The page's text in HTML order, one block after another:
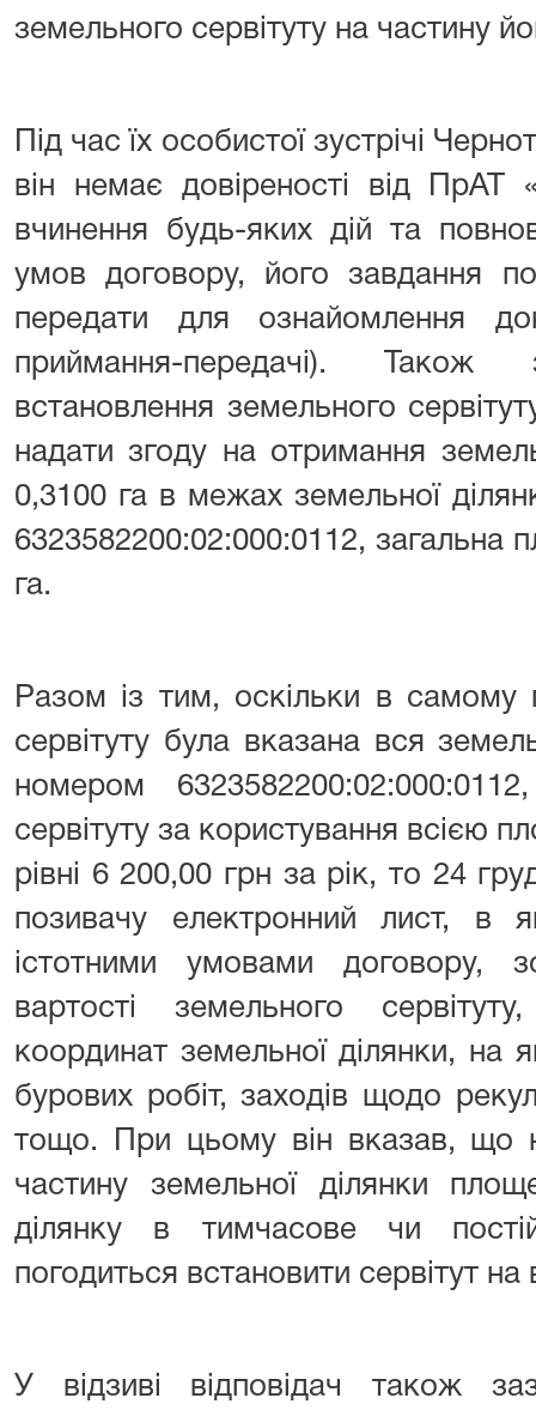
земельного сервітуту на частину
Під час їх особистої зустрічі
він немає довіреності від ПрАТ
вчинення будь-яких дій та
умов договору, його завдання
передати для ознайомлення
приймання-передачі).
встановлення земельного
надати згоду на отримання
0,3100 га в межах земельної
6323582200:02:000:0112, загальна
га.
Разом із тим, оскільки в самому
сервітуту була вказана вся
номером
сервітуту за користування всією
рівні 6 200,00 грн за рік, то 24
позивачу електронний лист, в
істотними умовами договору,
вартості земельного
координат земельної ділянки, на
бурових робіт, заходів щодо
тощо. При цьому він вказав, що
частину земельної ділянки
ділянку в тимчасове чи
погодиться встановити сервітут
У відзиві відповідач також